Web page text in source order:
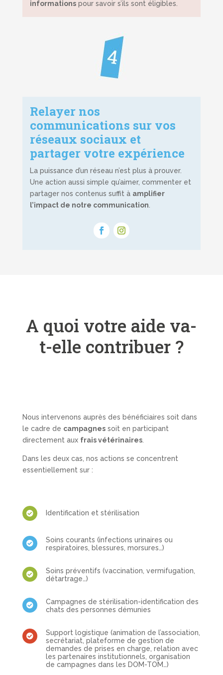
informationspour savoir s’ils sont éligibles.
Relayer nos
communications sur vos
réseaux sociaux et
partager votre expérience
La puissance d’un réseau n’est plus à prouver.
Une action aussi simple qu’aimer, commenter et
partager nos contenus suffit à amplifier
l’impact de notre communication.
A quoi votre aide va-
t-elle contribuer ?
Nous intervenons auprès des bénéficiaires soit dans
le cadre de campagnessoit en participant
directement aux frais vétérinaires.
Dans les deux cas, nos actions se concentrent
essentiellement sur :
 Identification et stérilisation

Soins courants (infections urinaires ou
respiratoires, blessures, morsures…)

Soins préventifs (vaccination, vermifugation,
détartrage…)

Campagnes de stérilisation-identification des
chats des personnes démunies

Support logistique (animation de l’association,
secrétariat, plateforme de gestion de
demandes de prises en charge, relation avec
les partenaires institutionnels, organisation
de campagnes dans les DOM-TOM…)